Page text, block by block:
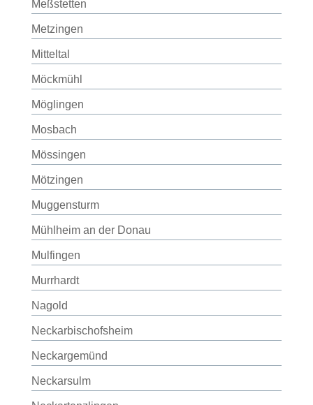
Meßstetten
Metzingen
Mitteltal
Möckmühl
Möglingen
Mosbach
Mössingen
Mötzingen
Muggensturm
Mühlheim an der Donau
Mulfingen
Murrhardt
Nagold
Neckarbischofsheim
Neckargemünd
Neckarsulm